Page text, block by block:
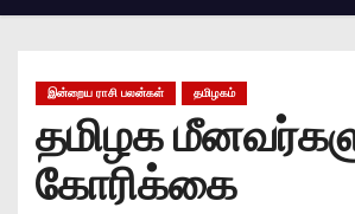
இன்றைய ராசி பலன்கள் தமிழகம்
தமிழக
கோரிக்கை